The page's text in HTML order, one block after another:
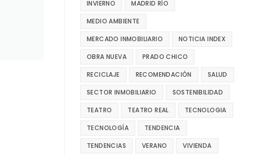
INVIERNO MADRID RÍO
MEDIO AMBIENTE
MERCADO INMOBILIARIO NOTICIA INDEX
OBRA NUEVA PRADO CHICO
RECICLAJE RECOMENDACIÓN SALUD
SECTOR INMOBILIARIO SOSTENIBILIDAD
TEATRO TEATRO REAL TECNOLOGIA
TECNOLOGÍA TENDENCIA
TENDENCIAS VERANO VIVIENDA